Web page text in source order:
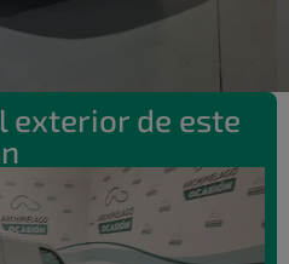
exterior de este